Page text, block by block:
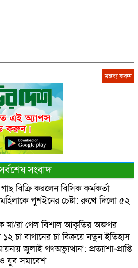
সংবাদ
বিক্রি করলেন বিসিক কর্মকর্তা
মহিলাকে পুশইনের চেষ্টা: রুখে দিলো ৫২
মা/রা গেল বিশাল আকৃতির অজগর
১২ চা বাগানের চা বিক্রয়ে নতুন ইতিহাস
জুলাই গণঅভ্যুত্থান’: প্রত্যাশা-প্রাপ্তি
যুব সমাবেশ